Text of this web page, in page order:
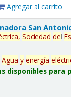
Agregar al carrito
San
Sociedad del
Agua y energía
disponibles para